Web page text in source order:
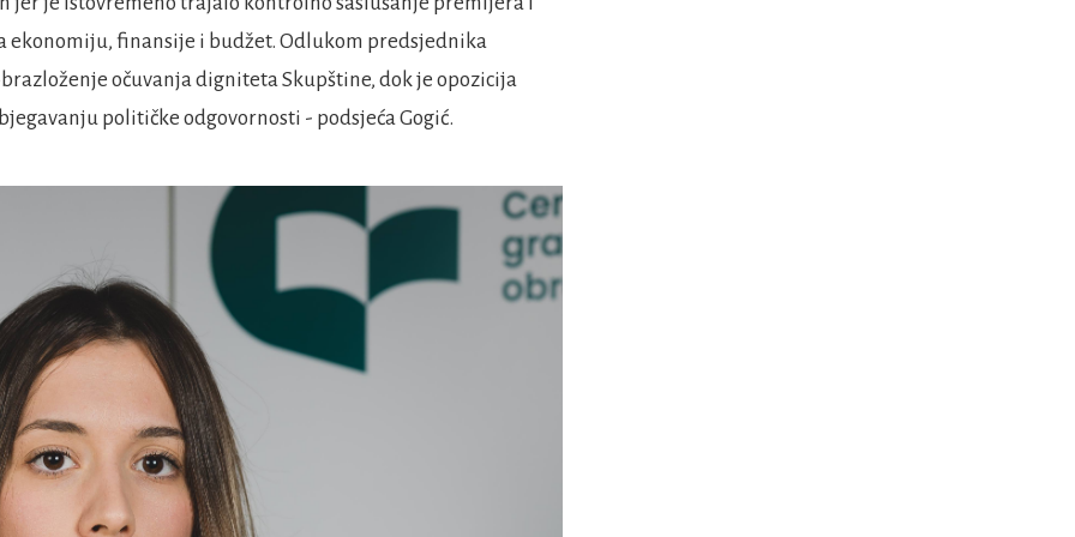
ekonomiju, finansije i budžet. Odlukom predsjednika
očuvanja digniteta Skupštine, dok je opozicija
političke odgovornosti - podsjeća Gogić.